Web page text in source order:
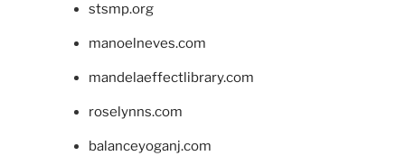
stsmp.org
manoelneves.com
mandelaeffectlibrary.com
roselynns.com
balanceyoganj.com